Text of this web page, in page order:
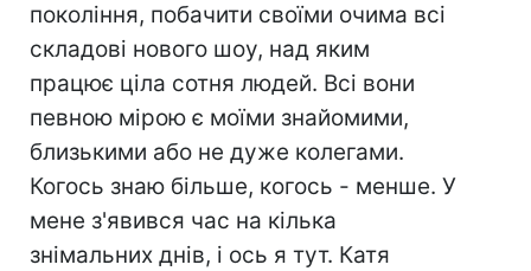
покоління, побачити своїми очима всі
складові нового шоу, над яким
працює ціла сотня людей. Всі вони
певною мірою є моїми знайомими,
близькими або не дуже колегами.
Когось знаю більше, когось - менше. У
мене з'явився час на кілька
знімальних днів, і ось я тут. Катя